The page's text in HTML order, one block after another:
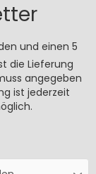
und einen 5
die Lieferung
angegeben
ist jederzeit